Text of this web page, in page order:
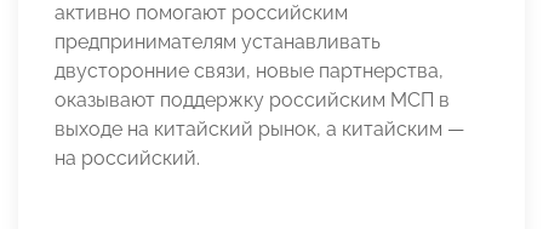
активно помогают российским
предпринимателям устанавливать
двусторонние связи, новые партнерства,
оказывают поддержку российским МСП в
выходе на китайский рынок, а китайским —
на российский.